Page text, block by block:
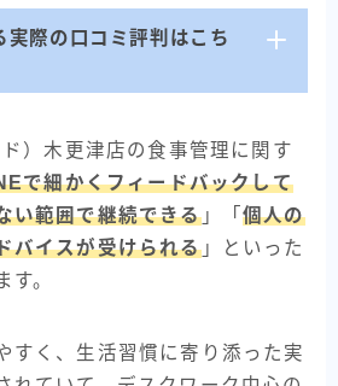
実際の口コミ評判はこち
）木更津店の食事管理に関す
で細かくフィードバックして
い範囲で継続できる」「個人の
バイスが受けられる」といった
。
すく、生活習慣に寄り添った実